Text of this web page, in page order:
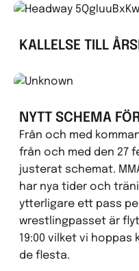
KALLELSE TILL
NYTT SCHEMA
Från och med
från och med den 27
justerat schemat.
har nya tider och
ytterligare ett pass
wrestlingpasset är
19:00 vilket vi
de flesta.